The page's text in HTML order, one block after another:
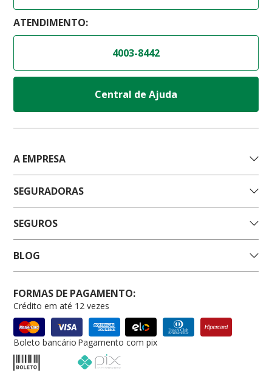
ATENDIMENTO:
4003-8442
Central de Ajuda
A EMPRESA
SEGURADORAS
SEGUROS
BLOG
FORMAS DE PAGAMENTO:
Crédito em até 12 vezes
Boleto bancário Pagamento com pix